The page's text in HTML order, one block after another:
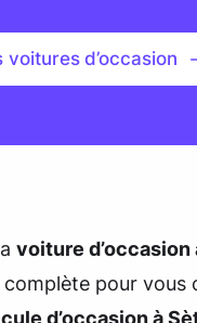
voitures d’occasion
voiture d’occasion
pour vous